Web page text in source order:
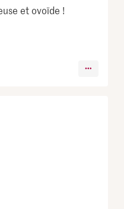
et ovoïde !